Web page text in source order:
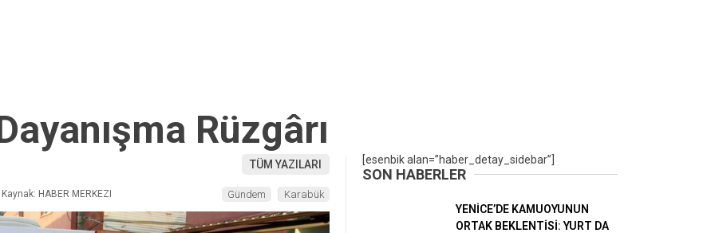
Magazin
Rüzgârı
TÜM YAZILARI
Kaynak: HABER MERKEZI Gündem Karabük
[esenbik alan=”haber_detay_sidebar”]
SON HABERLER
YENİCE’DE KAMUOYUNUN
ORTAK BEKLENTİSİ: YURT DA